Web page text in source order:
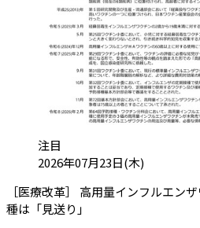
カテゴリ:
注目
投稿日:2026年07月23日(木)
［医療改革］ 高用量インフルエン
種は「見送り」